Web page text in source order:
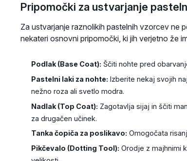
Pripomočki za ustvarjanje
Za ustvarjanje raznolikih pastelnih vzorcev ne
nekateri osnovni pripomočki, ki jih verjetno že
Podlak (Base Coat): Ščiti nohte pred
Pastelni laki za nohte: Izberite nekaj svojih
nežno roza ali svetlo modra.
Nadlak (Top Coat): Zagotavlja sijaj in ščiti
za drugačen učinek.
Tanka čopiča za poslikavo: Omogočata
Pikčevalo (Dotting Tool): Orodje z majhnimi